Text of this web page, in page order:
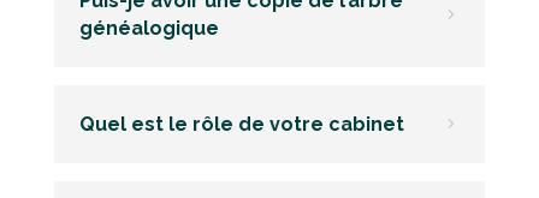
5
généalogique
5
Quel est le rôle de votre cabinet